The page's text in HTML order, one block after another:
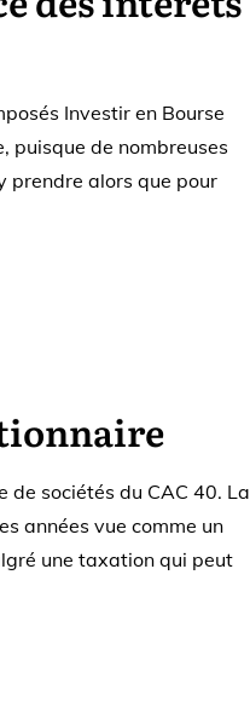
Investir en Bourse
puisque de nombreuses
prendre alors que pour
de sociétés du CAC 40. La
années vue comme un
une taxation qui peut